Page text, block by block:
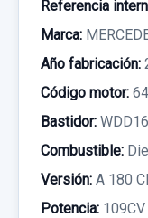
Referencia
Marca:
Año fabricación:
Código motor:
Bastidor:
Combustible:
Versión: A 180
Potencia: